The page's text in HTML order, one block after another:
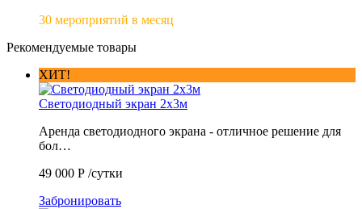
30 мероприятий в месяц
Рекомендуемые товары
ХИТ!
Светодиодный экран 2х3м
Аренда светодиодного экрана - отличное решение для
бол…
49 000 Р /сутки
Забронировать